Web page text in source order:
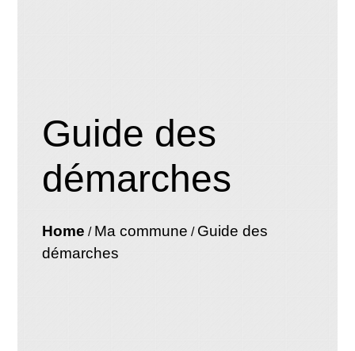
Guide des
démarches
Home / Ma commune / Guide des
démarches